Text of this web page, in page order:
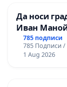
Да носи
Иван
785 подписи
785 Подписи /
1 Aug 2026